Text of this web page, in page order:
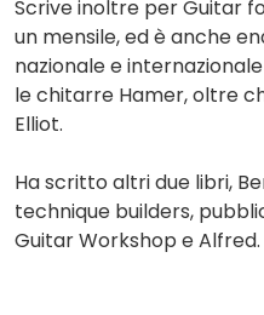
Scrive inoltre per Guitar
un mensile, ed è anche
nazionale e
le chitarre Hamer, oltre
Elliot.
Ha scritto altri due libri,
technique builders,
Guitar Workshop e Alfred.